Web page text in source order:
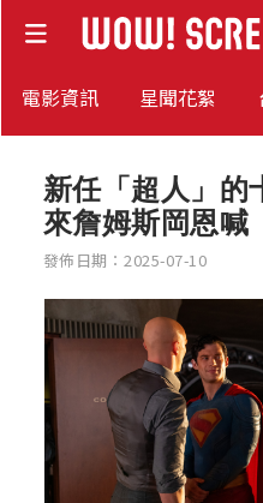
電影資訊 星聞花絮
新任「超人」的
來詹姆斯岡恩喊
發佈日期：2025-07-10